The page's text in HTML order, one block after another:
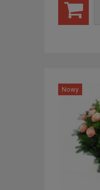
Nowy